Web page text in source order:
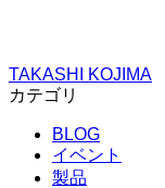
TAKASHI KOJIMA
カテゴリ
BLOG
イベント
製品